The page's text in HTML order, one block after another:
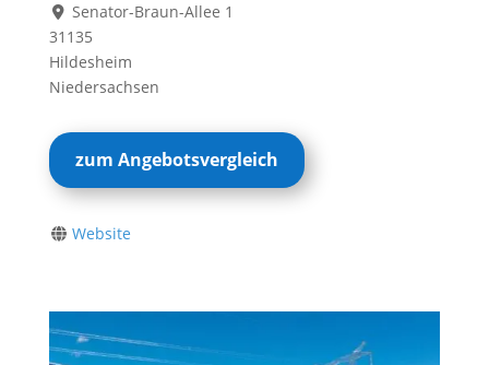
Senator-Braun-Allee 1
31135
Hildesheim
Niedersachsen
zum Angebotsvergleich
Website